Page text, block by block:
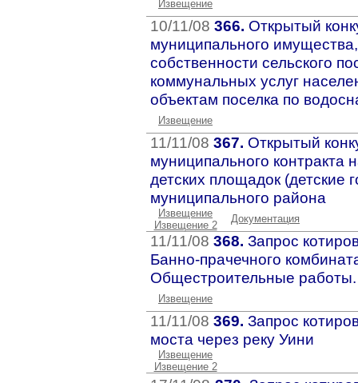
Извещение
10/11/08 366. Открытый
муниципального
собственности сельского
коммунальных услуг
объектам поселка по
Извещение
11/11/08 367. Открытый
муниципального контракта
детских площадок (детские
муниципального района
Извещение
Извещение 2
Документация
11/11/08 368. Запрос
Банно-прачечного
Общестроительные работы.
Извещение
11/11/08 369. Запрос
моста через реку Уини
Извещение
Извещение 2